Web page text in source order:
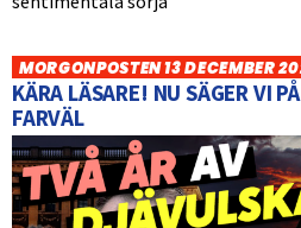
MORGONPOSTEN 13 DECEMBER
KÄRA LÄSARE! NU SÄGER VI
FARVÄL